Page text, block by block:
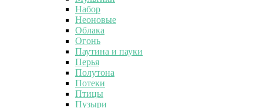
Набор
Неоновые
Облака
Огонь
Паутина и пауки
Перья
Полутона
Потеки
Птицы
Пузыри